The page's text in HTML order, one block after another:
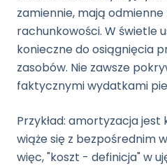
zamiennie, mają
rachunkowości. W świetle
konieczne do osiągnięcia
zasobów. Nie zawsze
faktycznymi wydatkami
Przykład: amortyzacja jest
wiąże się z bezpośrednim
więc, "koszt - definicja" w